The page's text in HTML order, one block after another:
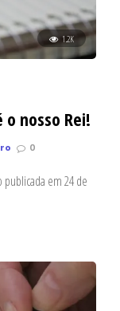
1.2K
o nosso Rei!
0
publicada em 24 de